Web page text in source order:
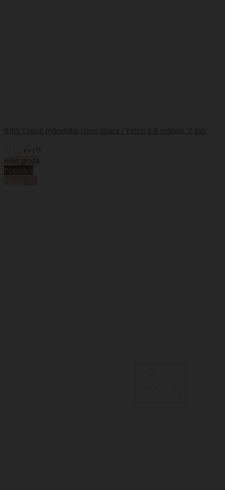
BIBS Colour māneklītis Deep Space / Petrol 0-6 mēneši, 2 gab
€11 95
Ielikt grozā
Populāra